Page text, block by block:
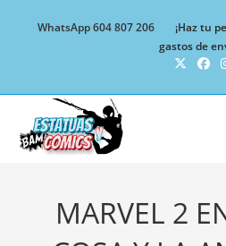
WhatsApp 604 807 206
¡Haz tu
gastos de
MARVEL 2